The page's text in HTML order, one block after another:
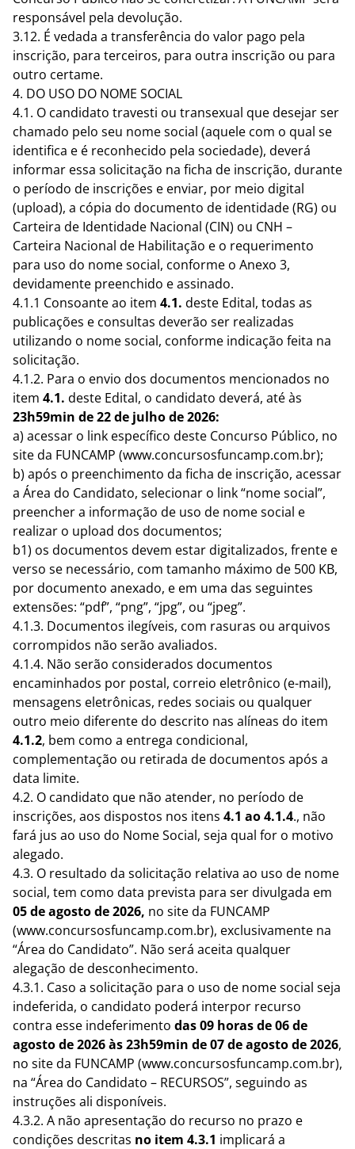
responsável pela devolução.
3.12. É vedada a transferência do valor pago pela
inscrição, para terceiros, para outra inscrição ou para
outro certame.
4. DO USO DO NOME SOCIAL
4.1. O candidato travesti ou transexual que desejar ser
chamado pelo seu nome social (aquele com o qual se
identifica e é reconhecido pela sociedade), deverá
informar essa solicitação na ficha de inscrição, durante
o período de inscrições e enviar, por meio digital
(upload), a cópia do documento de identidade (RG) ou
Carteira de Identidade Nacional (CIN) ou CNH –
Carteira Nacional de Habilitação e o requerimento
para uso do nome social, conforme o Anexo 3,
devidamente preenchido e assinado.
4.1.1 Consoante ao item 4.1. deste Edital, todas as
publicações e consultas deverão ser realizadas
utilizando o nome social, conforme indicação feita na
solicitação.
4.1.2. Para o envio dos documentos mencionados no
item 4.1. deste Edital, o candidato deverá, até às
23h59min de 22 de julho de 2026:
a) acessar o link específico deste Concurso Público, no
site da FUNCAMP (www.concursosfuncamp.com.br);
b) após o preenchimento da ficha de inscrição, acessar
a Área do Candidato, selecionar o link “nome social”,
preencher a informação de uso de nome social e
realizar o upload dos documentos;
b1) os documentos devem estar digitalizados, frente e
verso se necessário, com tamanho máximo de 500 KB,
por documento anexado, e em uma das seguintes
extensões: “pdf”, “png”, “jpg”, ou “jpeg”.
4.1.3. Documentos ilegíveis, com rasuras ou arquivos
corrompidos não serão avaliados.
4.1.4. Não serão considerados documentos
encaminhados por postal, correio eletrônico (e-mail),
mensagens eletrônicas, redes sociais ou qualquer
outro meio diferente do descrito nas alíneas do item
4.1.2, bem como a entrega condicional,
complementação ou retirada de documentos após a
data limite.
4.2. O candidato que não atender, no período de
inscrições, aos dispostos nos itens 4.1 ao 4.1.4., não
fará jus ao uso do Nome Social, seja qual for o motivo
alegado.
4.3. O resultado da solicitação relativa ao uso de nome
social, tem como data prevista para ser divulgada em
05 de agosto de 2026, no site da FUNCAMP
(www.concursosfuncamp.com.br), exclusivamente na
“Área do Candidato”. Não será aceita qualquer
alegação de desconhecimento.
4.3.1. Caso a solicitação para o uso de nome social seja
indeferida, o candidato poderá interpor recurso
contra esse indeferimento das09 horas de 06 de
agosto de 2026 às 23h59min de 07 de agosto de 2026,
no site da FUNCAMP (www.concursosfuncamp.com.br),
na “Área do Candidato – RECURSOS”, seguindo as
instruções ali disponíveis.
4.3.2. A não apresentação do recurso no prazo e
condições descritas no item 4.3.1 implicará a